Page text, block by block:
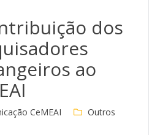
dos
ao
CeMEAI Outros